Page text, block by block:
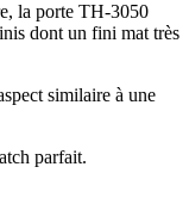
la porte TH-3050
dont un fini mat très
similaire à une
parfait.